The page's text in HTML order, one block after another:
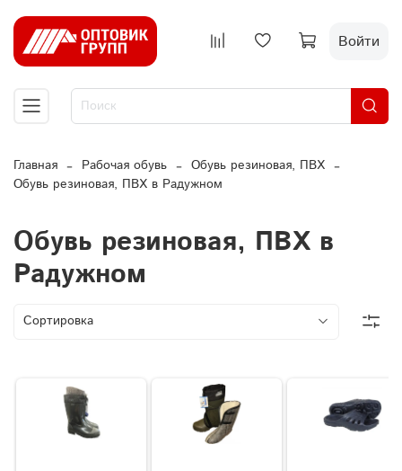
Войти
Главная Рабочая обувь
Обувь резиновая, ПВХ
Обувь резиновая, ПВХ в Радужном
Обувь резиновая, ПВХ в
Радужном